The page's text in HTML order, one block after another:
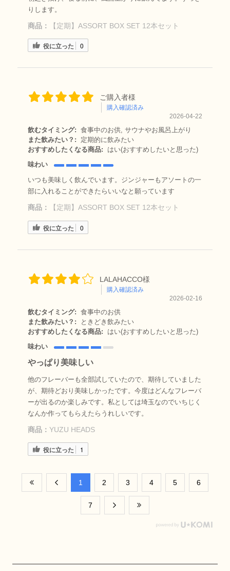
りします。
商品： 【定期】ASSORT BOX SET 12本セット
役に立った 0
ご購入者様
購入確認済み
2026-04-22
飲むタイミング: 食事中のお供, サウナやお風呂上がり
また飲みたい？:
定期的に飲みたい
おすすめしたくなる商品:
はい(おすすめしたいと思った)
味わい
いつも美味しく飲んでいます。ジンジャーもアソートの一
部に入れることができたらいいなと願っています
商品： 【定期】ASSORT BOX SET 12本セット
役に立った 0
LALAHACCO様
購入確認済み
2026-02-16
飲むタイミング: 食事中のお供
また飲みたい？:
ときどき飲みたい
おすすめしたくなる商品:
はい(おすすめしたいと思った)
味わい
やっぱり美味しい
他のフレーバーも全部試していたので、期待していました
が、期待どおり美味しかったです。今度はどんなフレーバ
ーが出るのか楽しみです。私としては埼玉なのでいちじく
なんか作ってもらえたらうれしいです。
商品： YUZU HEADS
役に立った 1
​1 ​2 ​3 ​4 ​5 ​6
​7